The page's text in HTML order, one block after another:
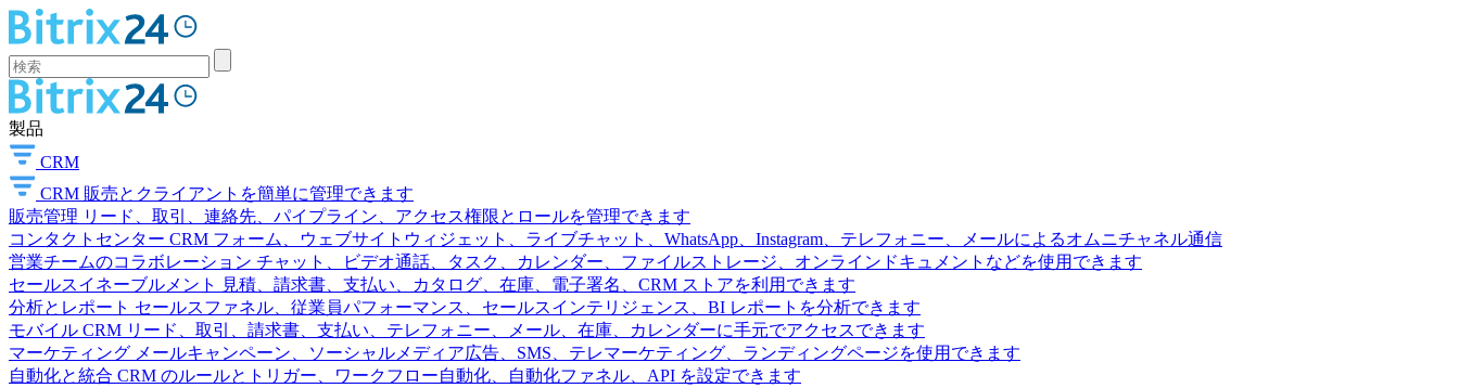
製品
CRM
CRM 販売とクライアントを簡単に管理できます
販売管理 リード、取引、連絡先、パイプライン、アクセス権限とロールを管理できます
コンタクトセンター CRM フォーム、ウェブサイトウィジェット、ライブチャット、WhatsApp、Instagram、テレフォニー、メールによるオムニチャネル通信
営業チームのコラボレーション チャット、ビデオ通話、タスク、カレンダー、ファイルストレージ、オンラインドキュメントなどを使用できます
セールスイネーブルメント
見積、請求書、支払い、カタログ、在庫、電子署名、CRM ストアを利用できます
分析とレポート セールスファネル、従業員パフォーマンス、セールスインテリジェンス、BI レポートを分析できます
モバイル CRM リード、取引、請求書、支払い、テレフォニー、メール、在庫、カレンダーに手元でアクセスできます
マーケティング メールキャンペーン、ソーシャルメディア広告、SMS、テレマーケティング、ランディングページを使用できます
自動化と統合 CRM のルールとトリガー、ワークフロー自動化、自動化ファネル、API を設定できます